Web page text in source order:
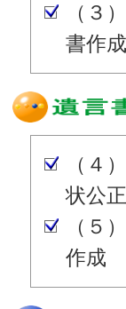
（３
書作成
（４
状公
（５
作成